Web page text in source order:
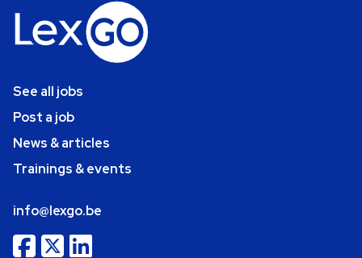
See all jobs
Post a job
News & articles
Trainings & events
info@lexgo.be